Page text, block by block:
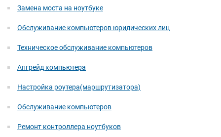
Замена моста на ноутбуке
Обслуживание компьютеров юридических лиц
Техническое обслуживание компьютеров
Апгрейд компьютера
Настройка роутера(маршрутизатора)
Обслуживание компьютеров
Ремонт контроллера ноутбуков